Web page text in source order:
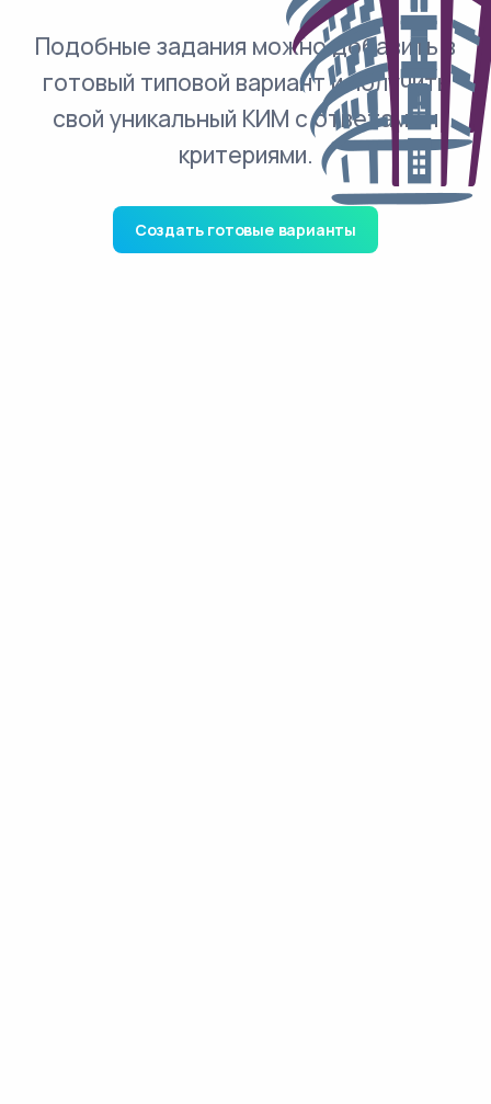
Подобные задания можно добавить в
готовый типовой вариант и получить
свой уникальный КИМ с ответами и
критериями.
Создать готовые варианты